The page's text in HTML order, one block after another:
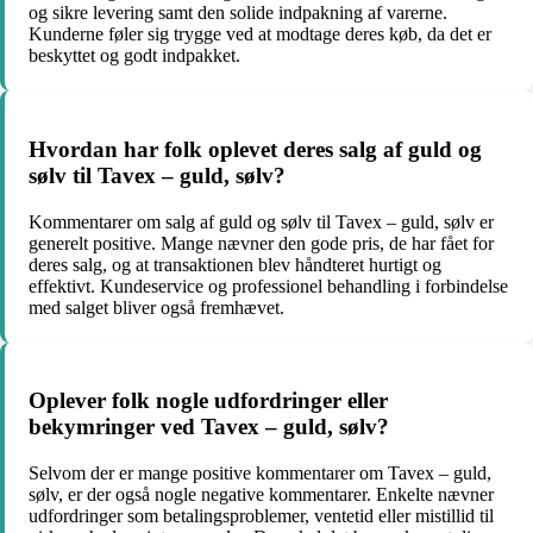
og sikre levering samt den solide indpakning af varerne.
Kunderne føler sig trygge ved at modtage deres køb, da det er
beskyttet og godt indpakket.
Hvordan har folk oplevet deres salg af guld og
sølv til Tavex – guld, sølv?
Kommentarer om salg af guld og sølv til Tavex – guld, sølv er
generelt positive. Mange nævner den gode pris, de har fået for
deres salg, og at transaktionen blev håndteret hurtigt og
effektivt. Kundeservice og professionel behandling i forbindelse
med salget bliver også fremhævet.
Oplever folk nogle udfordringer eller
bekymringer ved Tavex – guld, sølv?
Selvom der er mange positive kommentarer om Tavex – guld,
sølv, er der også nogle negative kommentarer. Enkelte nævner
udfordringer som betalingsproblemer, ventetid eller mistillid til